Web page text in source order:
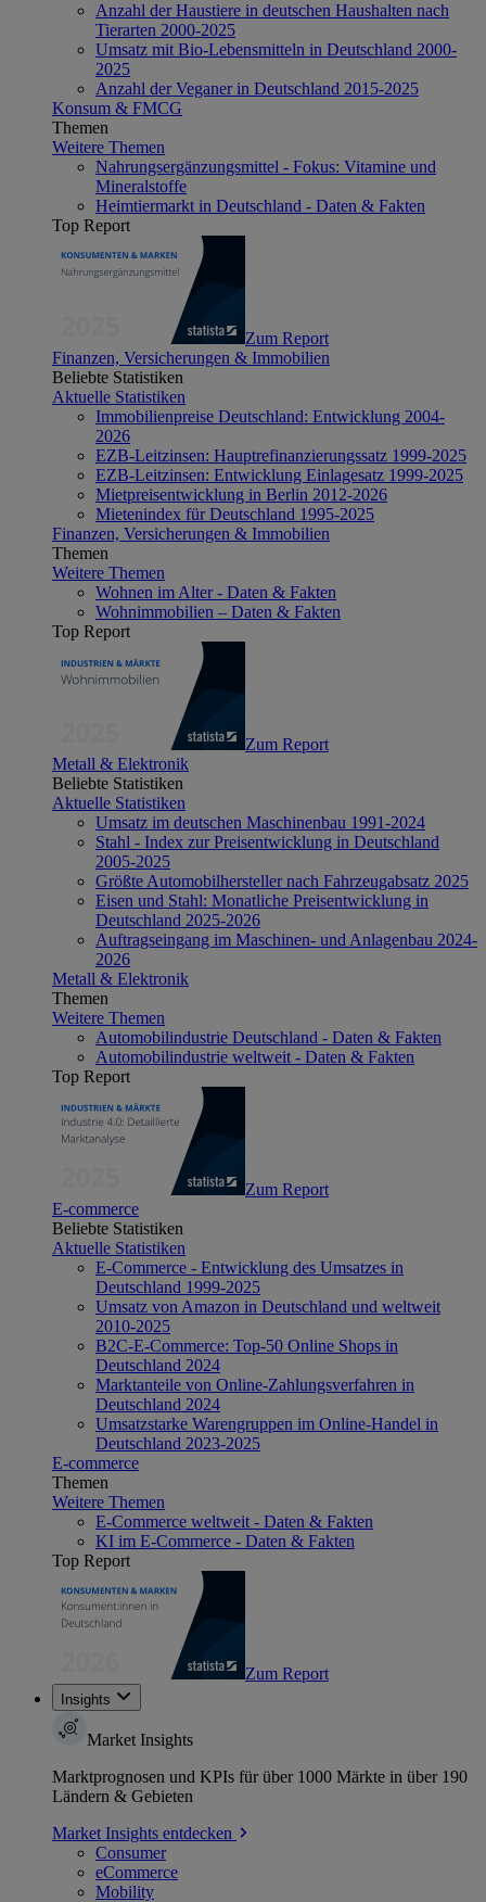
Anzahl der Haustiere in deutschen Haushalten nach
Tierarten 2000-2025
Umsatz mit Bio-Lebensmitteln in Deutschland 2000-
2025
Anzahl der Veganer in Deutschland 2015-2025
Konsum & FMCG
Themen
Weitere Themen
Nahrungsergänzungsmittel - Fokus: Vitamine und
Mineralstoffe
Heimtiermarkt in Deutschland - Daten & Fakten
Top Report
Zum Report
Finanzen, Versicherungen & Immobilien
Beliebte Statistiken
Aktuelle Statistiken
Immobilienpreise Deutschland: Entwicklung 2004-
2026
EZB-Leitzinsen: Hauptrefinanzierungssatz 1999-2025
EZB-Leitzinsen: Entwicklung Einlagesatz 1999-2025
Mietpreisentwicklung in Berlin 2012-2026
Mietenindex für Deutschland 1995-2025
Finanzen, Versicherungen & Immobilien
Themen
Weitere Themen
Wohnen im Alter - Daten & Fakten
Wohnimmobilien – Daten & Fakten
Top Report
Zum Report
Metall & Elektronik
Beliebte Statistiken
Aktuelle Statistiken
Umsatz im deutschen Maschinenbau 1991-2024
Stahl - Index zur Preisentwicklung in Deutschland
2005-2025
Größte Automobilhersteller nach Fahrzeugabsatz 2025
Eisen und Stahl: Monatliche Preisentwicklung in
Deutschland 2025-2026
Auftragseingang im Maschinen- und Anlagenbau 2024-
2026
Metall & Elektronik
Themen
Weitere Themen
Automobilindustrie Deutschland - Daten & Fakten
Automobilindustrie weltweit - Daten & Fakten
Top Report
Zum Report
E-commerce
Beliebte Statistiken
Aktuelle Statistiken
E-Commerce - Entwicklung des Umsatzes in
Deutschland 1999-2025
Umsatz von Amazon in Deutschland und weltweit
2010-2025
B2C-E-Commerce: Top-50 Online Shops in
Deutschland 2024
Marktanteile von Online-Zahlungsverfahren in
Deutschland 2024
Umsatzstarke Warengruppen im Online-Handel in
Deutschland 2023-2025
E-commerce
Themen
Weitere Themen
E-Commerce weltweit - Daten & Fakten
KI im E-Commerce - Daten & Fakten
Top Report
Zum Report
Insights
Market Insights
Marktprognosen und KPIs für über 1000 Märkte in über 190
Ländern & Gebieten
Market Insights entdecken
Consumer
eCommerce
Mobility